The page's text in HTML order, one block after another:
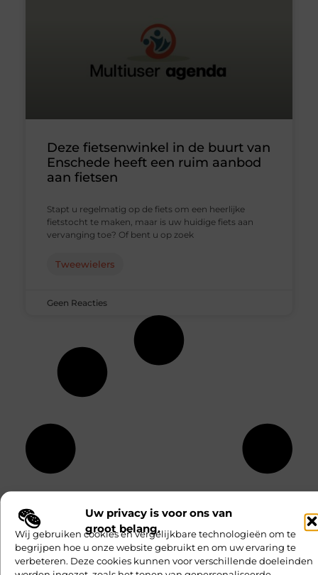
Uw privacy is voor ons van
groot belang.
Wij gebruiken cookies en vergelijkbare technologieën om te
begrijpen hoe u onze website gebruikt en om uw ervaring te
verbeteren. Deze cookies kunnen voor verschillende doeleinden
Deze fietsenwinkel in de buurt van
Enschede heeft een ruim aanbod
aan fietsen
Stapt u regelmatig op de fiets om een heerlijke
fietstocht te maken, maar is uw huidige fiets aan
vervanging toe? Of bent u op zoek
Tweewielers
Geen Reacties